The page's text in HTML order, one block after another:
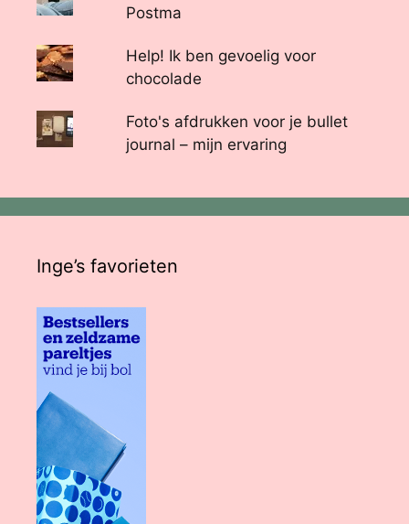
Postma
Help! Ik ben gevoelig voor
chocolade
Foto's afdrukken voor je bullet
journal – mijn ervaring
Inge’s favorieten